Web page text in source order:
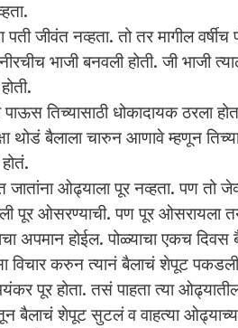
नव्हता. तो तर मागील वर्षीच
भाजी बनवली होती. जी भाजी
तिच्यासाठी धोकादायक ठरला
थोडं बैलाला चारुन आणावे म्हणून
ओढ्याला पूर नव्हता. पण तो
पूर ओसरण्याची. पण पूर ओसरायला
अपमान होईल. पोळ्याचा एकच दिवस
विचार करुन त्यानं बैलाचं शेपूट
होता. तसं पाहता त्या ओढ्यातील
बैलाचं शेपूट सुटलं व वाहत्या